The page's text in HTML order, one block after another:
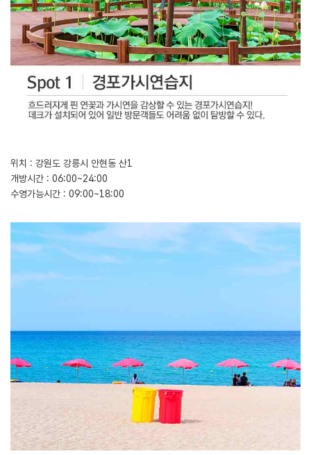
위치 : 강원도 강릉시 안현동 산1
개방시간 : 06:00~24:00
수영가능시간 : 09:00~18:00